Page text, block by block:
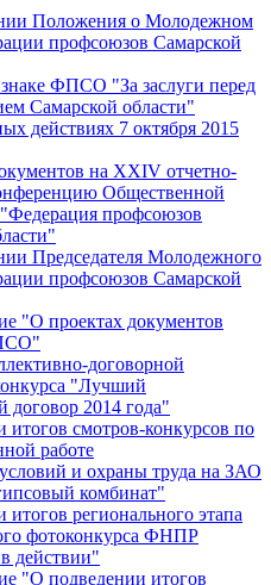
Положения о Молодежном
профсоюзов Самарской
ФПСО "За заслуги перед
Самарской области"
действиях 7 октября 2015
на XXIV отчетно-
Общественной
профсоюзов
Председателя Молодежного
профсоюзов Самарской
"О проектах документов
договорной
"Лучший
договор 2014 года"
итогов смотров-конкурсов по
работе
и охраны труда на ЗАО
комбинат"
регионального этапа
фотоконкурса ФНПР
действии"
"О подведении итогов